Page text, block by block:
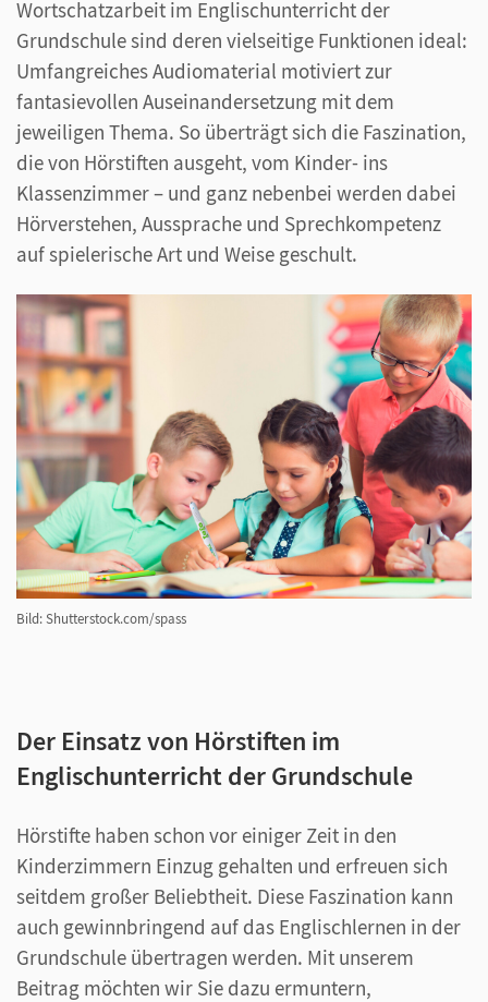
Wortschatzarbeit im Englischunterricht der
Grundschule sind deren vielseitige Funktionen ideal:
Umfangreiches Audiomaterial motiviert zur
fantasievollen Auseinandersetzung mit dem
jeweiligen Thema. So überträgt sich die Faszination,
die von Hörstiften ausgeht, vom Kinder- ins
Klassenzimmer – und ganz nebenbei werden dabei
Hörverstehen, Aussprache und Sprechkompetenz
auf spielerische Art und Weise geschult.
Bild: Shutterstock.com/spass
Der Einsatz von Hörstiften im
Englischunterricht der Grundschule
Hörstifte haben schon vor einiger Zeit in den
Kinderzimmern Einzug gehalten und erfreuen sich
seitdem großer Beliebtheit. Diese Faszination kann
auch gewinnbringend auf das Englischlernen in der
Grundschule übertragen werden. Mit unserem
Beitrag möchten wir Sie dazu ermuntern,